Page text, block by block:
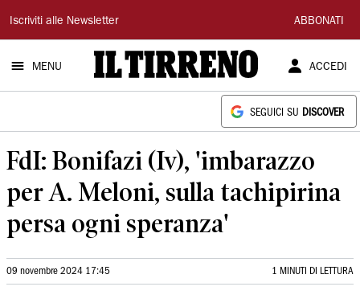
Il
Tirreno
Iscriviti alle Newsletter ABBONATI
MENU ACCEDI
SEGUICI SU DISCOVER
FdI: Bonifazi (Iv), 'imbarazzo
per A. Meloni, sulla tachipirina
persa ogni speranza'
09 novembre 2024 17:45 1 MINUTI DI LETTURA